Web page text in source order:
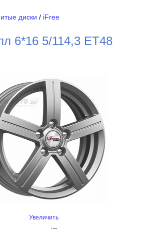
диски / iFree
6*16 5/114,3 ET48
Увеличить